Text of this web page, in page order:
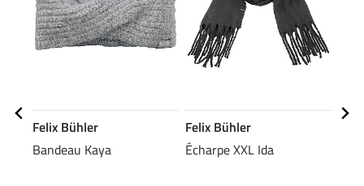
Felix Bühler
Bandeau Kaya
Felix Bühler
Écharpe XXL Ida